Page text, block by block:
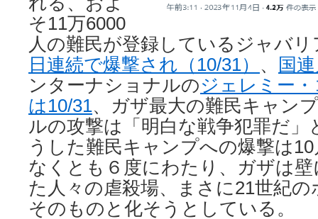
そ11万6000
人の難民が登録しているジャバ
日連続で爆撃され（10/31） 、
国
ンターナショナルのジェレミー
は10/31、ガザ最大の難民キャン
ルの攻撃は「明白な戦争犯罪だ
うした難民キャンプへの爆撃は
なくとも６度にわたり、ガザは
た人々の虐殺場、まさに21世紀
そのものと化そうとしている。